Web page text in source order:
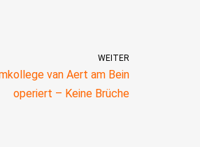
WEITER
van Aert am Bein
operiert – Keine Brüche